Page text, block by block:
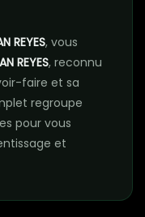
REYES, vous
REYES, reconnu
faire et sa
regroupe
pour vous
et